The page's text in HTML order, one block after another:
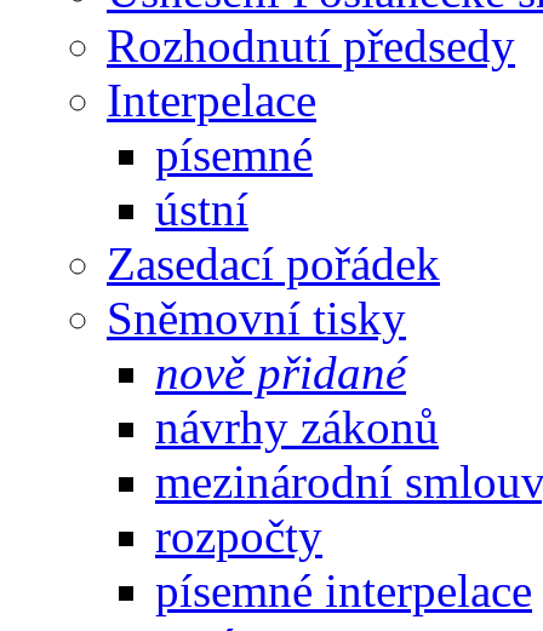
Rozhodnutí předsedy
Interpelace
písemné
ústní
Zasedací pořádek
Sněmovní tisky
nově přidané
návrhy zákonů
mezinárodní
rozpočty
písemné interpelace